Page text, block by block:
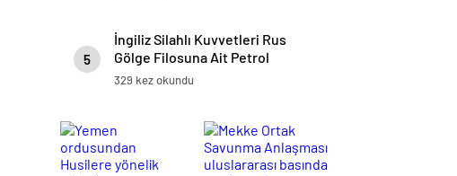
5
İngiliz Silahlı Kuvvetleri Rus
Gölge Filosuna Ait Petrol
Tankerini Durdurdu
329 kez okundu